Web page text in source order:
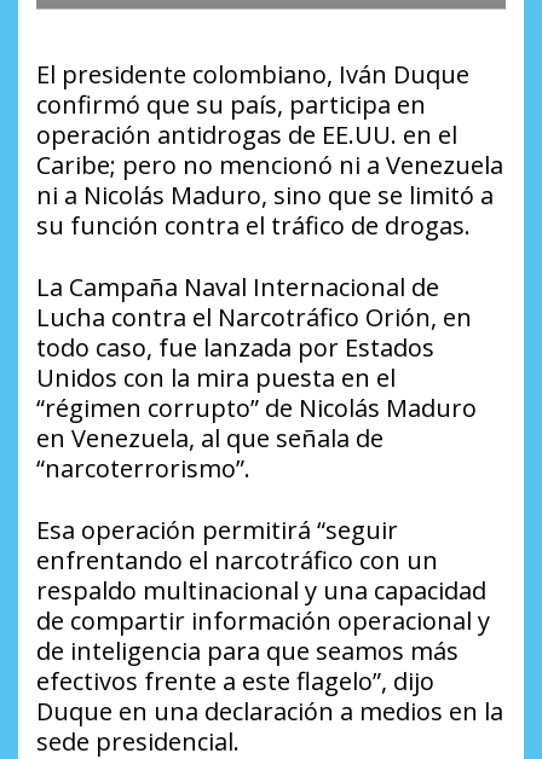
El presidente colombiano, Iván Duque
confirmó que su país, participa en
operación antidrogas de EE.UU. en el
Caribe; pero no mencionó ni a Venezuela
ni a Nicolás Maduro, sino que se limitó a
su función contra el tráfico de drogas.
La Campaña Naval Internacional de
Lucha contra el Narcotráfico Orión, en
todo caso, fue lanzada por Estados
Unidos con la mira puesta en el
“régimen corrupto” de Nicolás Maduro
en Venezuela, al que señala de
“narcoterrorismo”.
Esa operación permitirá “seguir
enfrentando el narcotráfico con un
respaldo multinacional y una capacidad
de compartir información operacional y
de inteligencia para que seamos más
efectivos frente a este flagelo”, dijo
Duque en una declaración a medios en la
sede presidencial.